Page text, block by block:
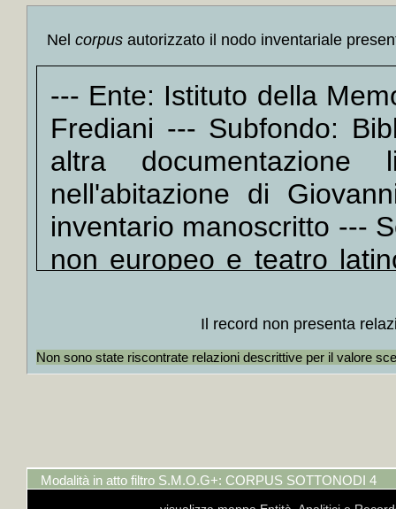
+
+
+
+
India,
+
+
+
+
Nelcorpus autorizzato il nodo inventariale
--- Ente: Istituto della
Frediani --- Subfondo:
altra
nell'abitazione di
inventario manoscritto ---
non europeo e teatro
Fascicolo: I
Documentaria: oggetto a
Il record non presenta
Non sono state riscontrate relazioni descrittive per il valore
Modalità in atto filtro S.M.O.G+: CORPUS SOTTONODI 4